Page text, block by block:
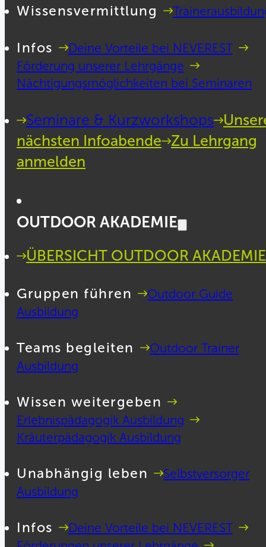
Wissensvermittlung
Infos
Deine Vorteile bei NEVEREST
Förderung unserer Lehrgänge
Nächtigungsmöglichkeiten bei Seminaren
Seminare & Kurzworkshops
nächsten Infoabende Zu Lehrgang
anmelden
OUTDOOR AKADEMIE
ÜBERSICHT OUTDOOR AKADEMIE
Gruppen führen
Outdoor Guide
Ausbildung
Teams begleiten
Outdoor Trainer
Ausbildung
Wissen weitergeben
Erlebnispädagogik Ausbildung
Kräuterpädagogik Ausbildung
Unabhängig leben
Selbstversorger
Ausbildung
Infos
Deine Vorteile bei NEVEREST